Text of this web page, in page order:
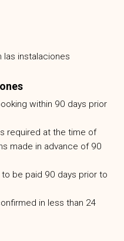
las instalaciones
within 90 days prior
required at the time of
made in advance of 90
be paid 90 days prior to
in less than 24